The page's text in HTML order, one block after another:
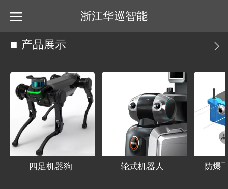
浙江华巡智能
产品展示
四足机器狗 轮式机器人 防爆